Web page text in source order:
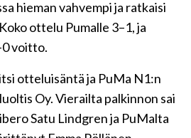
hieman vahvempi ja ratkaisi
ottelu Pumalle 3–1, ja
voitto.
otteluisäntä ja PuMa N1:n
Oy. Vierailta palkinnon sai
Satu Lindgren ja PuMalta